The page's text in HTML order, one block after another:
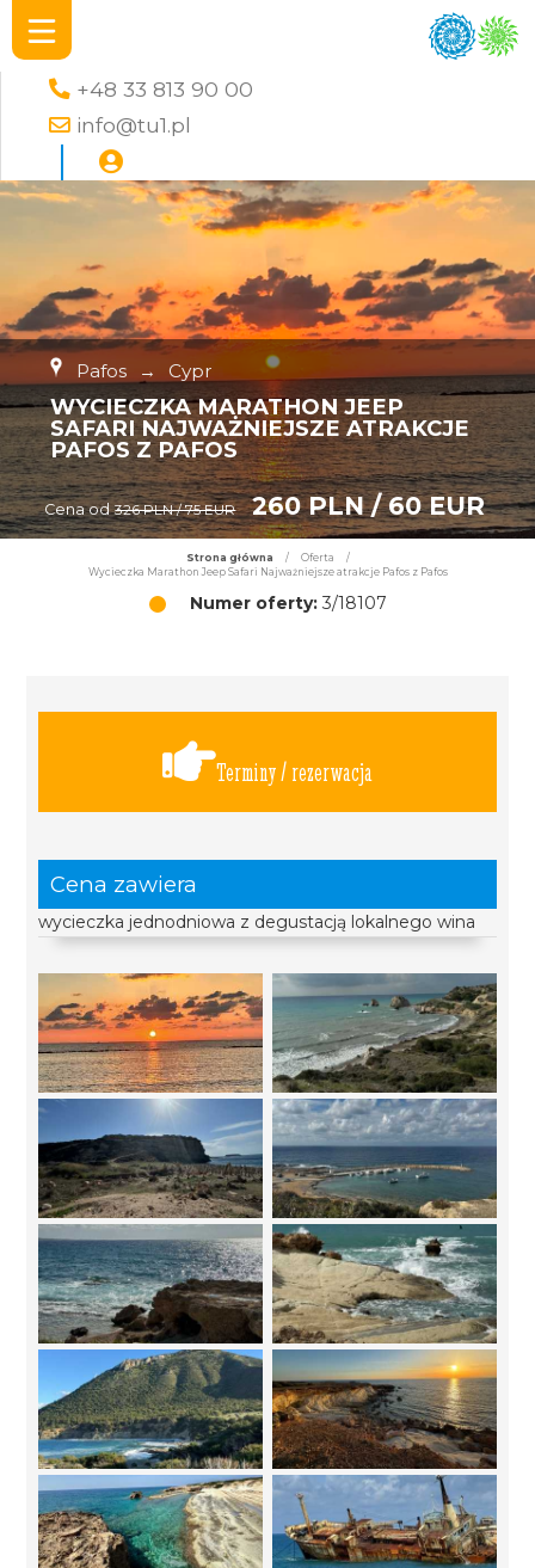
+48 33 813 90 00
info@tu1.pl
Pafos → Cypr
WYCIECZKA MARATHON JEEP
SAFARI NAJWAŻNIEJSZE ATRAKCJE
PAFOS Z PAFOS
Cena od 326 PLN / 75 EUR 260 PLN / 60 EUR
Strona główna / Oferta
/
Wycieczka Marathon Jeep Safari Najważniejsze atrakcje Pafos z Pafos
Numer oferty:3/18107
Terminy / rezerwacja
Cena zawiera
wycieczka jednodniowa z degustacją lokalnego wina